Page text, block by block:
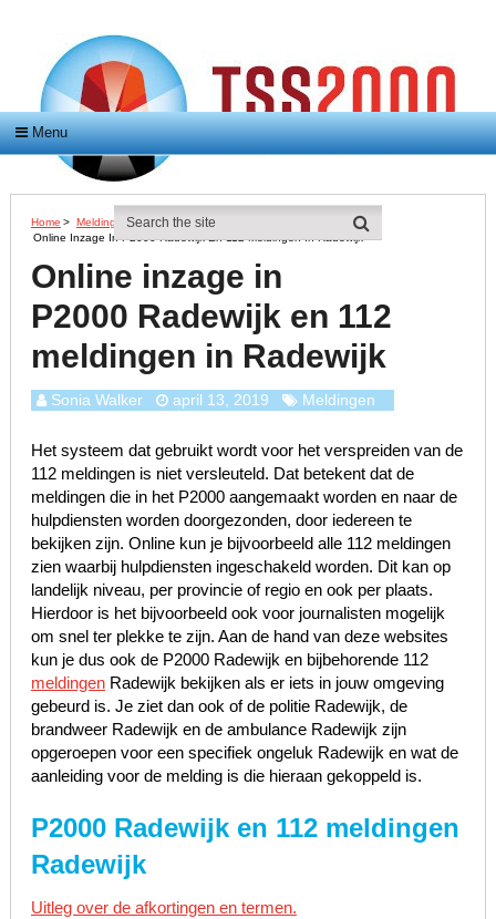
Menu
Home > Meldingen >
Online Inzage In P2000 Radewijk En 112 Meldingen In Radewijk
Online inzage in
P2000 Radewijk en 112
meldingen in Radewijk
Sonia Walker april 13, 2019 Meldingen
Het systeem dat gebruikt wordt voor het verspreiden van de
112 meldingen is niet versleuteld. Dat betekent dat de
meldingen die in het P2000 aangemaakt worden en naar de
hulpdiensten worden doorgezonden, door iedereen te
bekijken zijn. Online kun je bijvoorbeeld alle 112 meldingen
zien waarbij hulpdiensten ingeschakeld worden. Dit kan op
landelijk niveau, per provincie of regio en ook per plaats.
Hierdoor is het bijvoorbeeld ook voor journalisten mogelijk
om snel ter plekke te zijn. Aan de hand van deze websites
kun je dus ook de P2000 Radewijk en bijbehorende 112
meldingenRadewijk bekijken als er iets in jouw omgeving
gebeurd is. Je ziet dan ook of de politie Radewijk, de
brandweer Radewijk en de ambulance Radewijk zijn
opgeroepen voor een specifiek ongeluk Radewijk en wat de
aanleiding voor de melding is die hieraan gekoppeld is.
P2000 Radewijk en 112 meldingen
Radewijk
Uitleg over de afkortingen en termen.